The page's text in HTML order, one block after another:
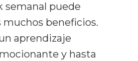
semanal puede
beneficios.
aprendizaje
y hasta